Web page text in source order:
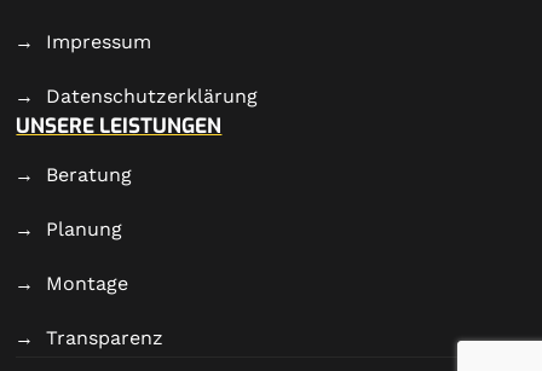
Impressum
Datenschutzerklärung
UNSERE LEISTUNGEN
Beratung
Planung
Montage
Transparenz